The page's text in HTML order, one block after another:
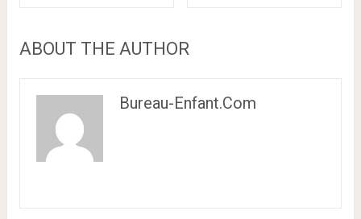
ABOUT THE AUTHOR
Bureau-Enfant.com